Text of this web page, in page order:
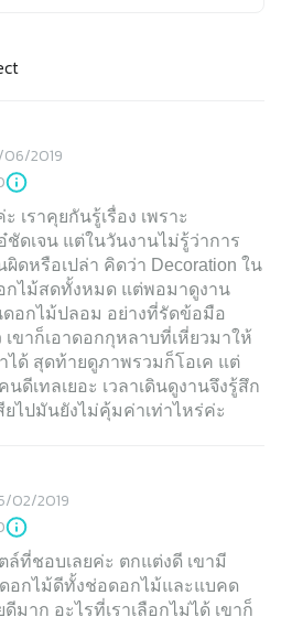
06/2019
เราคุยกันรู้เรื่อง เพราะ
อ๋ชัดเจน แต่ในวันงานไม่รู้ว่าการ
ผิดหรือเปล่า คิดว่า Decoration ใน
กไม้สดทั้งหมด แต่พอมาดูงาน
อกไม้ปลอม อย่างที่รัดข้อมือ
เขาก็เอาดอกกุหลาบที่เหี่ยวมาให้
ด้ สุดท้ายดูภาพรวมก็โอเค แต่
นดีเทลเยอะ เวลาเดินดูงานจึงรู้สึก
สียไปมันยังไม่คุ้มค่าเท่าไหร่ค่ะ
02/2019
ล์ที่ชอบเลยค่ะ ตกแต่งดี เขามี
อกไม้ดีทั้งช่อดอกไม้และแบคด
มาก อะไรที่เราเลือกไม่ได้ เขาก็